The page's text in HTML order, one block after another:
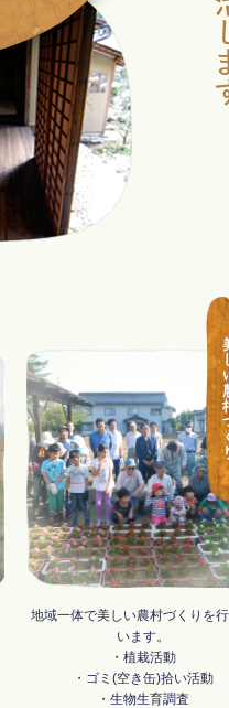
地域一体で美しい農村づくりを
います。
・植栽活動
・ゴミ(空き缶)拾い活動
・生物生育調査